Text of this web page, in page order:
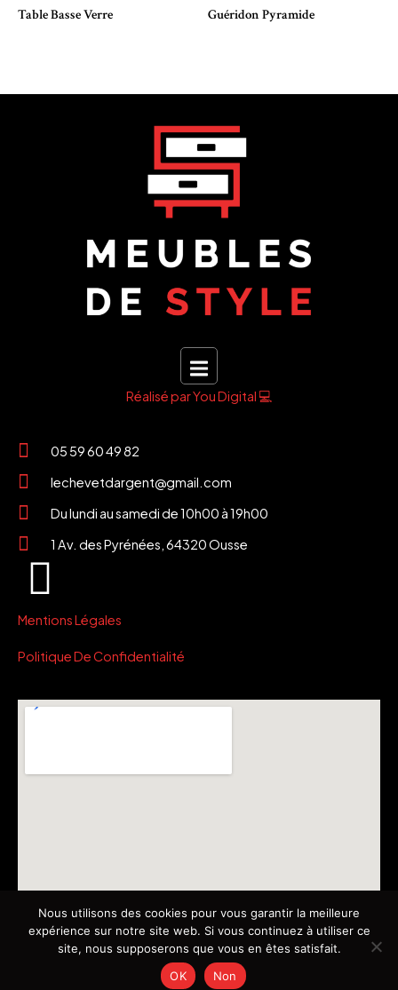
Table Basse Verre Guéridon Pyramide
Réalisé par You Digital 💻
05 59 60 49 82
lechevetdargent@gmail.com
Du lundi au samedi de 10h00 à 19h00
1 Av. des Pyrénées, 64320 Ousse
Mentions Légales
Politique De Confidentialité
Nous utilisons des cookies pour vous garantir la meilleure
expérience sur notre site web. Si vous continuez à utiliser ce
site, nous supposerons que vous en êtes satisfait.
OK
Non